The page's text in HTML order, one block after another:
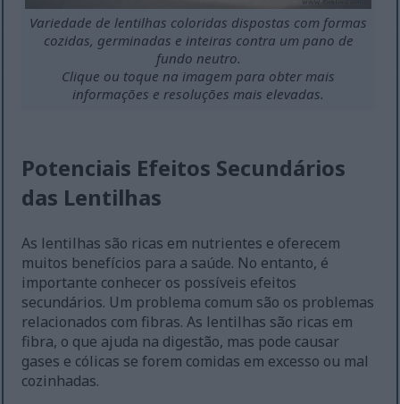
Variedade de lentilhas coloridas dispostas com formas
cozidas, germinadas e inteiras contra um pano de
fundo neutro.
Clique ou toque na imagem para obter mais
informações e resoluções mais elevadas.
Potenciais Efeitos Secundários
das Lentilhas
As lentilhas são ricas em nutrientes e oferecem
muitos benefícios para a saúde. No entanto, é
importante conhecer os possíveis efeitos
secundários. Um problema comum são os problemas
relacionados com fibras. As lentilhas são ricas em
fibra, o que ajuda na digestão, mas pode causar
gases e cólicas se forem comidas em excesso ou mal
cozinhadas.